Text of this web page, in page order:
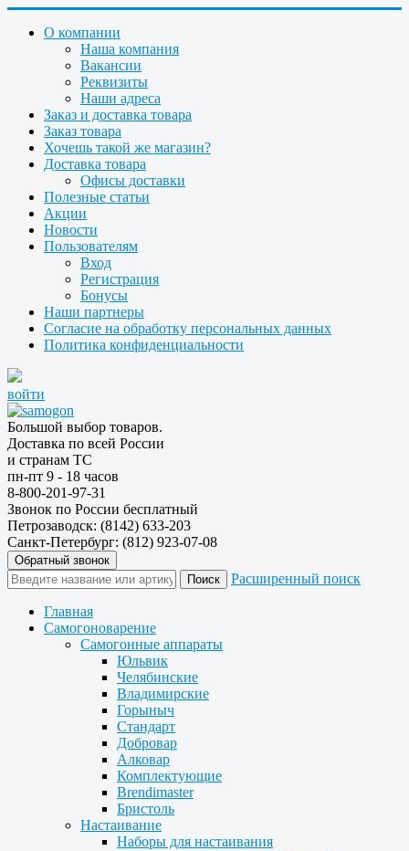
О компании
Наша компания
Вакансии
Реквизиты
Наши адреса
Заказ и доставка товара
Заказ товара
Хочешь такой же магазин?
Доставка товара
Офисы доставки
Полезные статьи
Акции
Новости
Пользователям
Вход
Регистрация
Бонусы
Наши партнеры
Согласие на обработку персональных данных
Политика конфиденциальности
войти
Большой выбор товаров.
Доставка по всей России
и странам ТС
пн-пт 9 - 18 часов
8-800-201-97-31
Звонок по России бесплатный
Петрозаводск: (8142) 633-203
Санкт-Петербург: (812) 923-07-08
Обратный звонок
Расширенный поиск
Главная
Самогоноварение
Самогонные аппараты
Юльвик
Челябинские
Владимирские
Горыныч
Стандарт
Добровар
Алковар
Комплектующие
Brendimaster
Бристоль
Настаивание
Наборы для настаивания